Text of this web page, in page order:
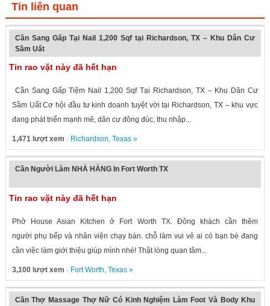
Tin liên quan
Cần Sang Gấp Tại Nail 1,200 Sqf tại Richardson, TX – Khu Dân Cư
Sầm Uất
Tin rao vặt này đã hết hạn
Cần Sang Gấp Tiệm Nail 1,200 Sqf Tại Richardson, TX – Khu Dân Cư
Sầm Uất Cơ hội đầu tư kinh doanh tuyệt vời tại Richardson, TX – khu vực
đang phát triển mạnh mẽ, dân cư đông đúc, thu nhập...
1,471 lượt xem · Richardson, Texas»
Cần Người Làm NHÀ HÀNG In Fort Worth TX
Tin rao vặt này đã hết hạn
Phở House Asian Kitchen ở Fort Worth TX. Đông khách cần thêm
người phụ bếp và nhân viện chạy bàn. chỗ làm vui vẻ ai có bạn bè đang
cần việc làm giới thiệu giúp mình nhé! Thật lòng quan tâm...
3,100 lượt xem · Fort Worth, Texas»
Cần Thợ Massage Thợ Nữ Có Kinh Nghiệm Làm Foot Và Body Khu